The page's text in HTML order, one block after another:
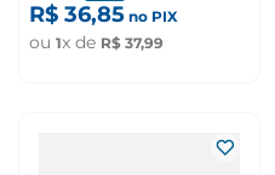
R$ 36,85 no PIX
ou 1x de R$ 37,99